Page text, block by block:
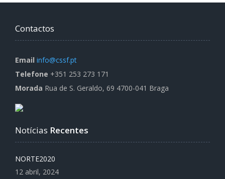
Contactos
Email info@cssf.pt
Telefone +351 253 273 171
Morada Rua de S. Geraldo, 69 4700-041 Braga
Notícias Recentes
NORTE2020
12 abril, 2024